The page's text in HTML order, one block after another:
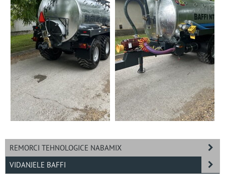
REMORCI TEHNOLOGICE NABAMIX
VIDANJELE BAFFI